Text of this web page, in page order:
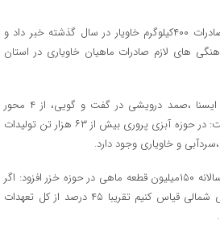
مدیرکل شیلات استان گیلان از صادرات ۴۰۰کیلوگرم خاویار در سال گذشته خبر داد و
های لازم صادرات ماهیان خاویاری در استان
به نقل از ایسنا ،صمد درویشی در گفت و گویی، از ۴ محور
فعالیتی آبزی پروری خبر داد و گفت: در حوزه آبزی پروری بیش از ۶۳ هزار تن تولیدات
و خاویاری وجود دارد.
وی با اشاره به تولید و رهاسازی سالانه ۱۵۰میلیون قطعه ماهی در حوزه خزر افزود: اگر
این عدد را با متوسط استان های شمالی قیاس کنیم تقریبا ۴۵ درصد از کل تعهدات